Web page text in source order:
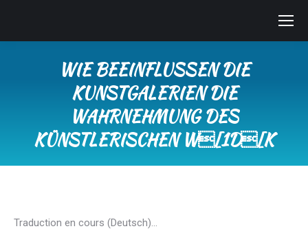
WIE BEEINFLUSSEN DIE
KUNSTGALERIEN DIE
WAHRNEHMUNG DES
KÜNSTLERISCHEN W[1D[K
Traduction en cours (Deutsch)…